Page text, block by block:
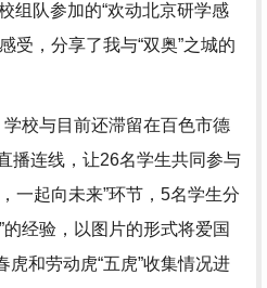
组队参加的“欢动北京研学感
受，分享了我与“双奥”之城的
学校与目前还滞留在百色市德
播连线，让26名学生共同参与
一起向未来”环节，5名学生分
经验，以图片的形式将爱国
虎和劳动虎“五虎”收集情况进